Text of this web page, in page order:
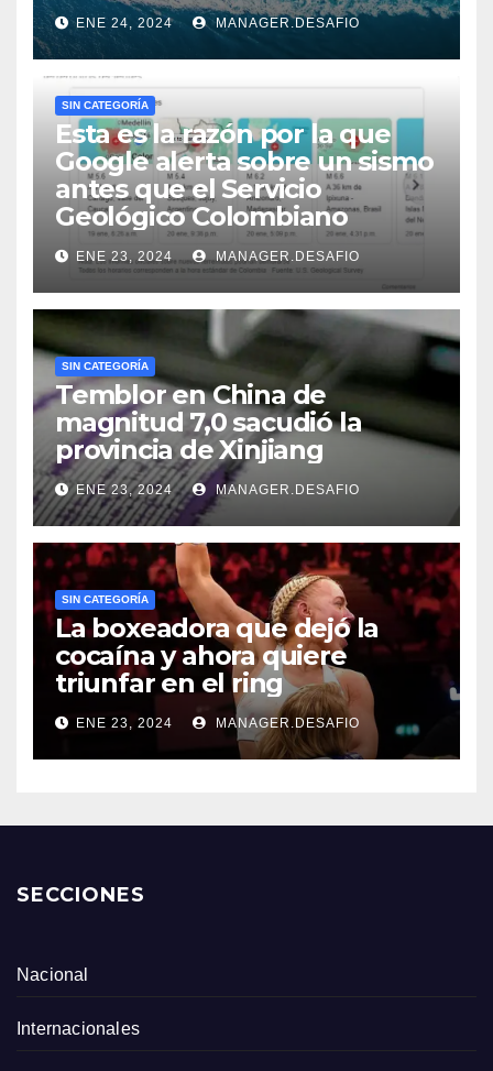
ENE 24, 2024 MANAGER.DESAFIO
SIN CATEGORÍA
Esta es la razón por la que
Google alerta sobre un sismo
antes que el Servicio
Geológico Colombiano
ENE 23, 2024 MANAGER.DESAFIO
SIN CATEGORÍA
Temblor en China de
magnitud 7,0 sacudió la
provincia de Xinjiang
ENE 23, 2024 MANAGER.DESAFIO
SIN CATEGORÍA
La boxeadora que dejó la
cocaína y ahora quiere
triunfar en el ring​
ENE 23, 2024 MANAGER.DESAFIO
SECCIONES
Nacional
Internacionales